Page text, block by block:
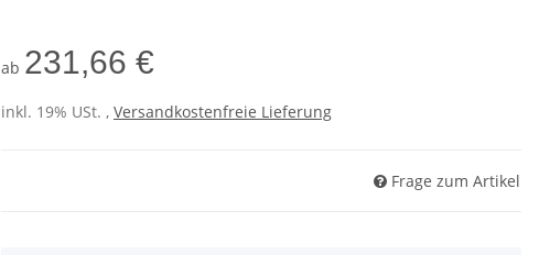
ab 231,66 €
inkl. 19% USt. , Versandkostenfreie Lieferung
Frage zum Artikel